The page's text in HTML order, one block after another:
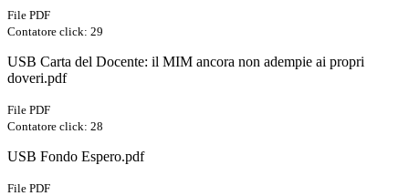
File PDF
Contatore click: 29
USB Carta del Docente: il MIM ancora non adempie ai propri
doveri.pdf
File PDF
Contatore click: 28
USB Fondo Espero.pdf
File PDF